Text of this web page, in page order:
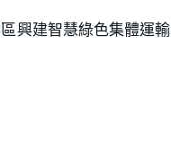
興建智慧綠色集體運